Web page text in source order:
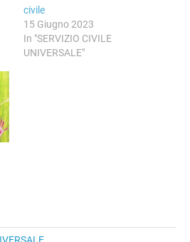
civile
15 Giugno 2023
In "SERVIZIO CIVILE
UNIVERSALE"